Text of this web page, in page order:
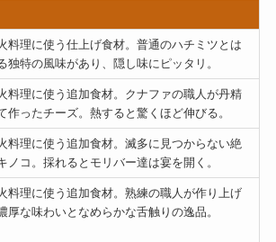
料理に使う仕上げ食材。普通のハチミツとは
独特の風味があり、隠し味にピッタリ。
料理に使う追加食材。クナファの職人が丹精
作ったチーズ。熱すると驚くほど伸びる。
料理に使う追加食材。滅多に見つからない絶
ノコ。採れるとモリバー達は宴を開く。
料理に使う追加食材。熟練の職人が作り上げ
厚な味わいとなめらかな舌触りの逸品。